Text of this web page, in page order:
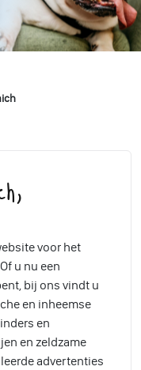
voor het
u nu een
bij ons vindt u
en inheemse
en
en zeldzame
advertenties